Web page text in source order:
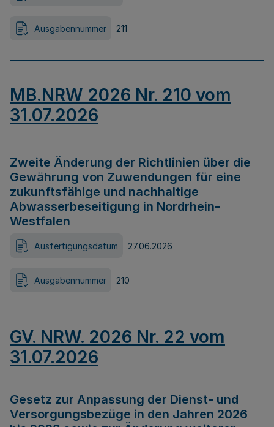
Ausgabennummer 211
MB.NRW 2026 Nr. 210 vom
31.07.2026
Zweite Änderung der Richtlinien über die
Gewährung von Zuwendungen für eine
zukunftsfähige und nachhaltige
Abwasserbeseitigung in Nordrhein-
Westfalen
Ausfertigungsdatum 27.06.2026
Ausgabennummer 210
GV. NRW. 2026 Nr. 22 vom
31.07.2026
Gesetz zur Anpassung der Dienst- und
Versorgungsbezüge in den Jahren 2026